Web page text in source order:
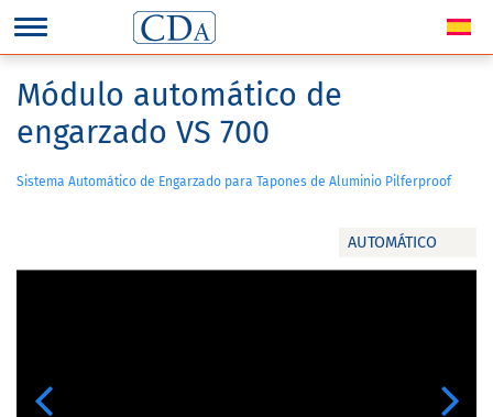
AUTOMÁTICO
Previous Next
Módulo automático de
engarzado VS 700
Sistema Automático de Engarzado para Tapones de Aluminio Pilferproof